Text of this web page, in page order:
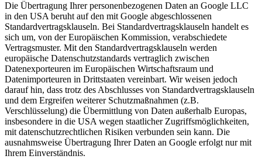
Die Übertragung Ihrer personenbezogenen Daten an Google LLC
in den USA beruht auf den mit Google abgeschlossenen
Standardvertragsklauseln. Bei Standardvertragsklauseln handelt es
sich um, von der Europäischen Kommission, verabschiedete
Vertragsmuster. Mit den Standardvertragsklauseln werden
europäische Datenschutzstandards vertraglich zwischen
Datenexporteuren im Europäischen Wirtschaftsraum und
Datenimporteuren in Drittstaaten vereinbart. Wir weisen jedoch
darauf hin, dass trotz des Abschlusses von Standardvertragsklauseln
und dem Ergreifen weiterer Schutzmaßnahmen (z.B.
Verschlüsselung) die Übermittlung von Daten außerhalb Europas,
insbesondere in die USA wegen staatlicher Zugriffsmöglichkeiten,
mit datenschutzrechtlichen Risiken verbunden sein kann. Die
ausnahmsweise Übertragung Ihrer Daten an Google erfolgt nur mit
Ihrem Einverständnis.